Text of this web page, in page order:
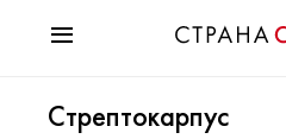
Мода
Стрептокарпус